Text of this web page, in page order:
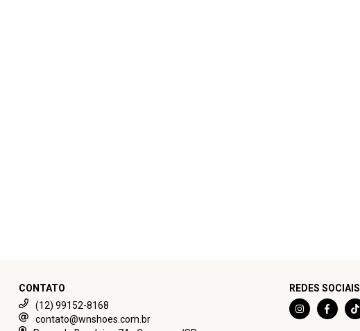
CONTATO
(12) 99152-8168
contato@wnshoes.com.br
REDES SOCIAIS